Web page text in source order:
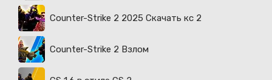
Counter-Strike 2 2025 Скачать кс 2
Counter-Strike 2 Взлом